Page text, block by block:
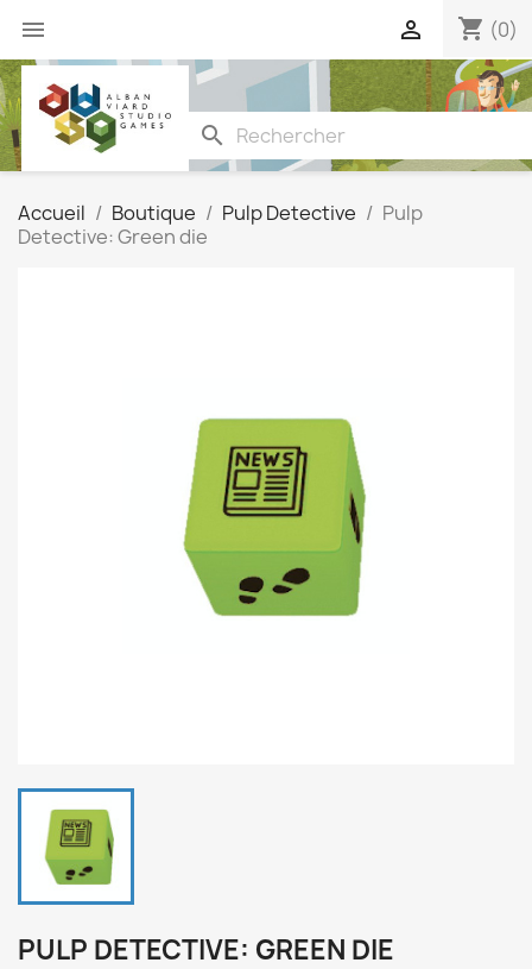
 shopping_cart (0)

search
Accueil Boutique Pulp Detective
Pulp
Detective: Green die
PULP DETECTIVE: GREEN DIE